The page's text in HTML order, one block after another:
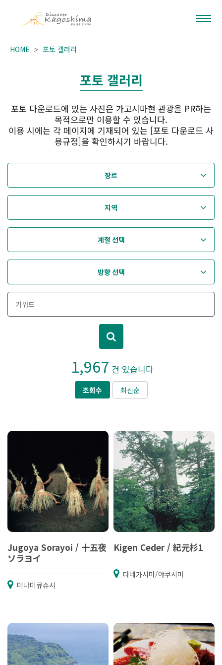
HOME 포토 갤러리
포토 갤러리
포토 다운로드에 있는 사진은 가고시마현 관광을 PR하는
목적으로만 이용할 수 있습니다.
이용 시에는 각 페이지에 기재되어 있는 [포토 다운로드 사
용규정]을 확인하시기 바랍니다.
장르
지역
계절 선택
방향 선택
1,967 건 있습니다
조회수 최신순
Jugoya Sorayoi / 十五夜
ソラヨイ
미나미큐슈시
Kigen Ceder / 紀元杉1
다네가시마/야쿠시마